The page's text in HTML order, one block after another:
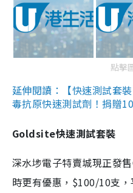
點擊
延伸閱讀：【快速測試套
毒抗原快速測試劑！捐贈
Goldsite快速測試套裝
深水埗電子特賣城現正發
時更有優惠，$100/10支